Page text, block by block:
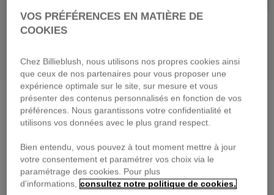
Short imprimémultico
dès 35,00 €
Payez en 4 fois sans frais avec
🔒Paiement sécurisé & retours faciles
DESCRIPTION
VOS PRÉFÉRENCES EN MATIÈRE DE
COOKIES
Chez Billieblush, nous utilisons nos propres cookies ainsi
que ceux de nos partenaires pour vous proposer une
expérience optimale sur le site, sur mesure et vous
présenter des contenus personnalisés en fonction de vos
préférences. Nous garantissons votre confidentialité et
utilisons vos données avec le plus grand respect.
Bien entendu, vous pouvez à tout moment mettre à jour
votre consentement et paramétrer vos choix via le
paramétrage des cookies. Pour plus
d'informations, consultez notre politique de cookies.